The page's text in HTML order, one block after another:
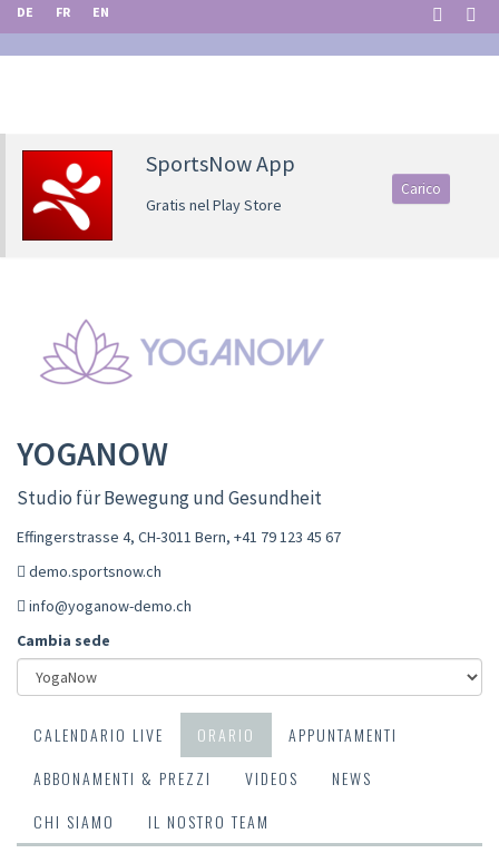
DE FR EN
SportsNow App
Gratis nel Play Store
Carico
YOGANOW
Studio für Bewegung und Gesundheit
Effingerstrasse 4, CH-3011 Bern, +41 79 123 45 67
demo.sportsnow.ch
info@yoganow-demo.ch
Cambia sede
CALENDARIO LIVE ORARIO
APPUNTAMENTI
ABBONAMENTI & PREZZI
VIDEOS
NEWS
CHI SIAMO
IL NOSTRO TEAM